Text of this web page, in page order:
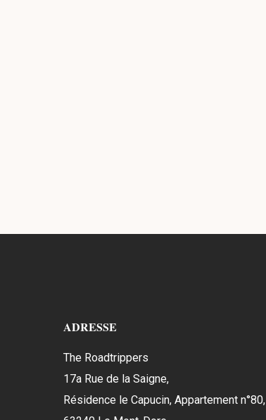
ADRESSE
The Roadtrippers
17a Rue de la Saigne,
Résidence le Capucin, Appartement n°80,